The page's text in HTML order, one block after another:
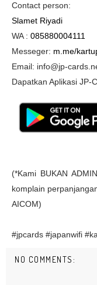
Contact person:
Slamet Riyadi
WA : 085880004111
Messeger: m.me/
Email: info@jp-
Dapatkan Aplikasi JP-
(*Kami BUKAN
komplain
AICOM)
#jpcards #japanwifi
NO COMMENTS: